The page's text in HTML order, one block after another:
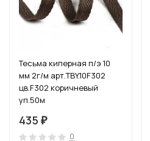
Тесьма киперная п/э 10
мм 2г/м арт.TBY.10F302
цв.F302 коричневый
уп.50м
435 ₽
0